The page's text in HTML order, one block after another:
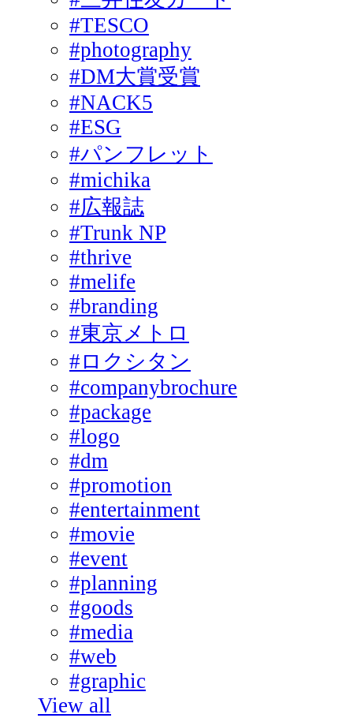
#TESCO
#photography
#DM大賞受賞
#NACK5
#ESG
#パンフレット
#michika
#広報誌
#Trunk NP
#thrive
#melife
#branding
#東京メトロ
#ロクシタン
#companybrochure
#package
#logo
#dm
#promotion
#entertainment
#movie
#event
#planning
#goods
#media
#web
#graphic
View all